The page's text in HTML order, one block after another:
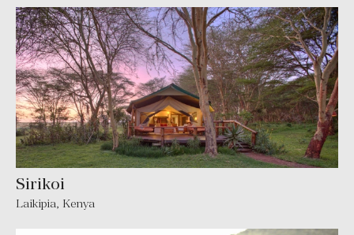
Sirikoi
Laikipia, Kenya